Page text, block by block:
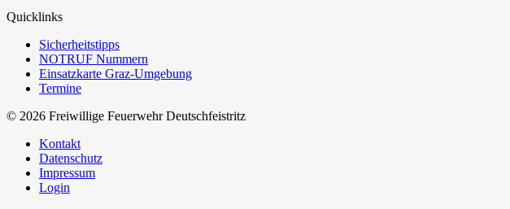
Quicklinks
Sicherheitstipps
NOTRUF Nummern
Einsatzkarte Graz-Umgebung
Termine
© 2026 Freiwillige Feuerwehr Deutschfeistritz
Kontakt
Datenschutz
Impressum
Login